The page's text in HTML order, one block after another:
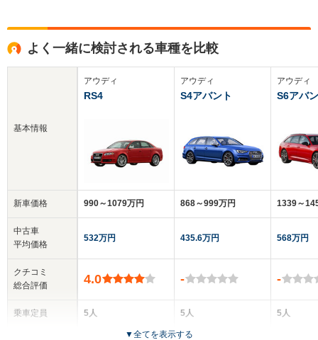
よく一緒に検討される車種を比較
基本情報
新車価格
中古車
平均価格
クチコミ
総合評価
乗車定員
アウディ
RS4
990～1079万円
532万円
4.0
5人
アウディ
S4アバント
868～999万円
435.6万円
-
5人
アウディ
S6アバ
1339～
568万円
-
5人
▼全てを表示する